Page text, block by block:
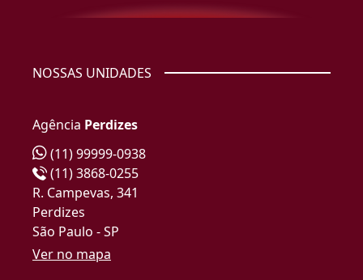
NOSSAS UNIDADES
Agência Perdizes
(11) 99999-0938
(11) 3868-0255
R. Campevas, 341
Perdizes
São Paulo - SP
Ver no mapa